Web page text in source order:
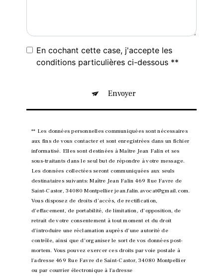
En cochant cette case, j'accepte les
conditions particulières ci-dessous **
Envoyer
** Les données personnelles communiquées sont nécessaires
aux fins de vous contacter et sont enregistrées dans un fichier
informatisé. Elles sont destinées à Maître Jean Falin et ses
sous-traitants dans le seul but de répondre à votre message.
Les données collectées seront communiquées aux seuls
destinataires suivants: Maître Jean Falin 469 Rue Favre de
Saint-Castor, 34080 Montpellier jean.falin.avocat@gmail.com.
Vous disposez de droits d’accès, de rectification,
d’effacement, de portabilité, de limitation, d’opposition, de
retrait de votre consentement à tout moment et du droit
d’introduire une réclamation auprès d’une autorité de
contrôle, ainsi que d’organiser le sort de vos données post-
mortem. Vous pouvez exercer ces droits par voie postale à
l'adresse 469 Rue Favre de Saint-Castor, 34080 Montpellier
ou par courrier électronique à l'adresse